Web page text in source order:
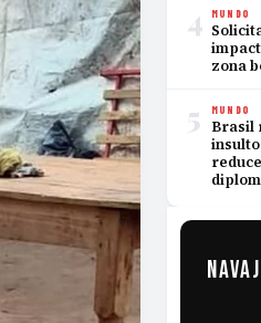
4 MUNDO
zona
5 MUNDO
Brasil